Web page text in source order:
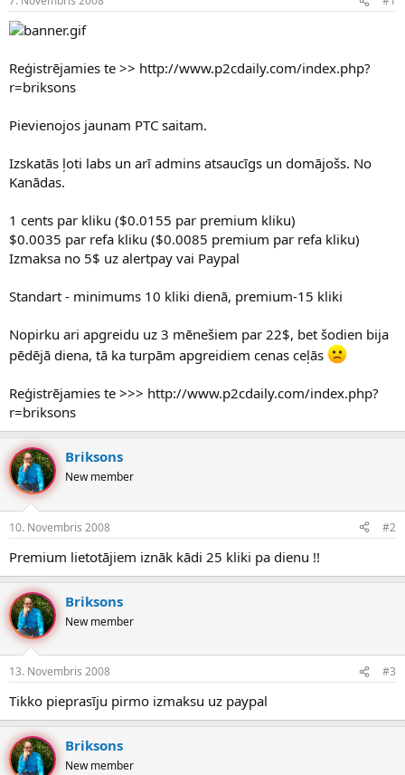
n
a
u
s
ā
ē
a
s
Reģistrējamies te >> http://www.p2cdaily.com/index.php?
r=briksons
Pievienojos jaunam PTC saitam.
Izskatās ļoti labs un arī admins atsaucīgs un domājošs. No
Kanādas.
1 cents par kliku ($0.0155 par premium kliku)
$0.0035 par refa kliku ($0.0085 premium par refa kliku)
Izmaksa no 5$ uz alertpay vai Paypal
Standart - minimums 10 kliki dienā, premium-15 kliki
Nopirku ari apgreidu uz 3 mēnešiem par 22$, bet šodien bija
pēdējā diena, tā ka turpām apgreidiem cenas ceļās
Reģistrējamies te >>> http://www.p2cdaily.com/index.php?
r=briksons
Briksons
New member
10. Novembris 2008 #2
Premium lietotājiem iznāk kādi 25 kliki pa dienu !!
Briksons
New member
13. Novembris 2008 #3
Tikko pieprasīju pirmo izmaksu uz paypal
Briksons
New member